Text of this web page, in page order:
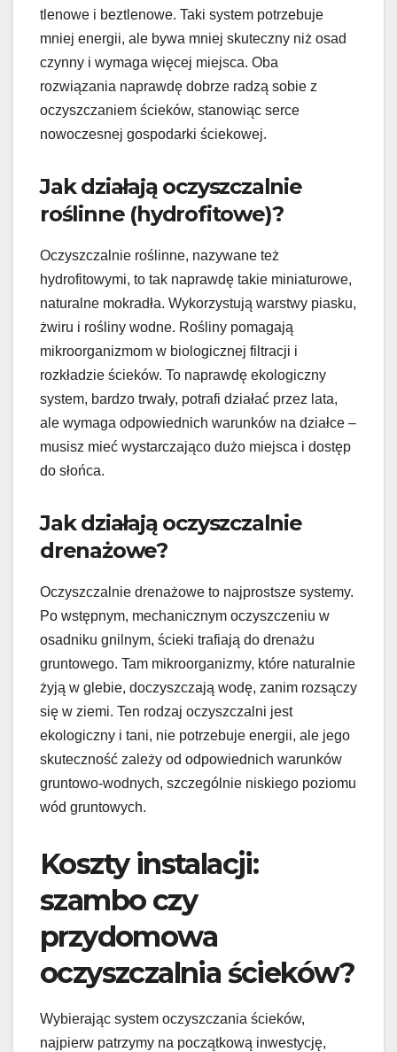
tlenowe i beztlenowe. Taki system potrzebuje
mniej energii, ale bywa mniej skuteczny niż osad
czynny i wymaga więcej miejsca. Oba
rozwiązania naprawdę dobrze radzą sobie z
oczyszczaniem ścieków, stanowiąc serce
nowoczesnej gospodarki ściekowej.
Jak działają oczyszczalnie
roślinne (hydrofitowe)?
Oczyszczalnie roślinne, nazywane też
hydrofitowymi, to tak naprawdę takie miniaturowe,
naturalne mokradła. Wykorzystują warstwy piasku,
żwiru i rośliny wodne. Rośliny pomagają
mikroorganizmom w biologicznej filtracji i
rozkładzie ścieków. To naprawdę ekologiczny
system, bardzo trwały, potrafi działać przez lata,
ale wymaga odpowiednich warunków na działce –
musisz mieć wystarczająco dużo miejsca i dostęp
do słońca.
Jak działają oczyszczalnie
drenażowe?
Oczyszczalnie drenażowe to najprostsze systemy.
Po wstępnym, mechanicznym oczyszczeniu w
osadniku gnilnym, ścieki trafiają do drenażu
gruntowego. Tam mikroorganizmy, które naturalnie
żyją w glebie, doczyszczają wodę, zanim rozsączy
się w ziemi. Ten rodzaj oczyszczalni jest
ekologiczny i tani, nie potrzebuje energii, ale jego
skuteczność zależy od odpowiednich warunków
gruntowo-wodnych, szczególnie niskiego poziomu
wód gruntowych.
Koszty instalacji:
szambo czy
przydomowa
oczyszczalnia ścieków?
Wybierając system oczyszczania ścieków,
najpierw patrzymy na początkową inwestycję,